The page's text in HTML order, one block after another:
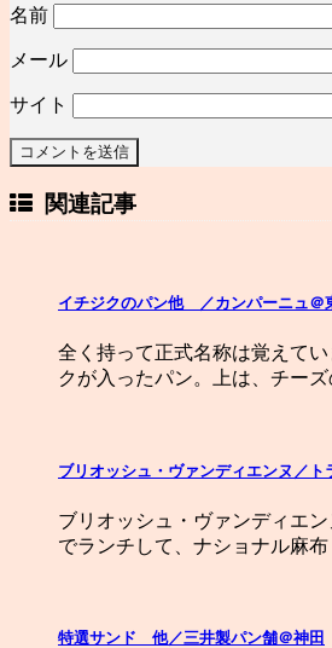
名前
メール
サイト
関連記事
イチジクのパン他 ／カンパーニュ＠
全く持って正式名称は覚えて
クが入ったパン。上は、チー
ブリオッシュ・ヴァンディエンヌ／ト
ブリオッシュ・ヴァンディエ
でランチして、ナショナル麻
特選サンド 他／三井製パン舗＠神田